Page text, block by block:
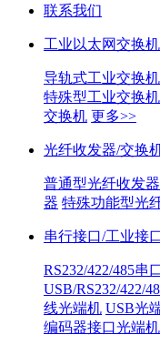
联系我们
工业以太网交换
导轨式工业交换机
特殊型工业交换机
交换机 更多>>
光纤收发器/交换
普通型光纤收发器
器 特殊功能型光
串行接口/工业接
RS232/422/485串
USB/RS232/422/
线光端机 USB光
编码器接口光端机